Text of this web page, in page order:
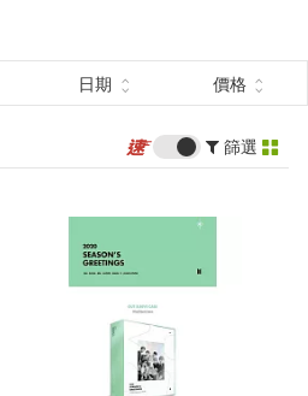
圖書(14)
日期 價格
篩選